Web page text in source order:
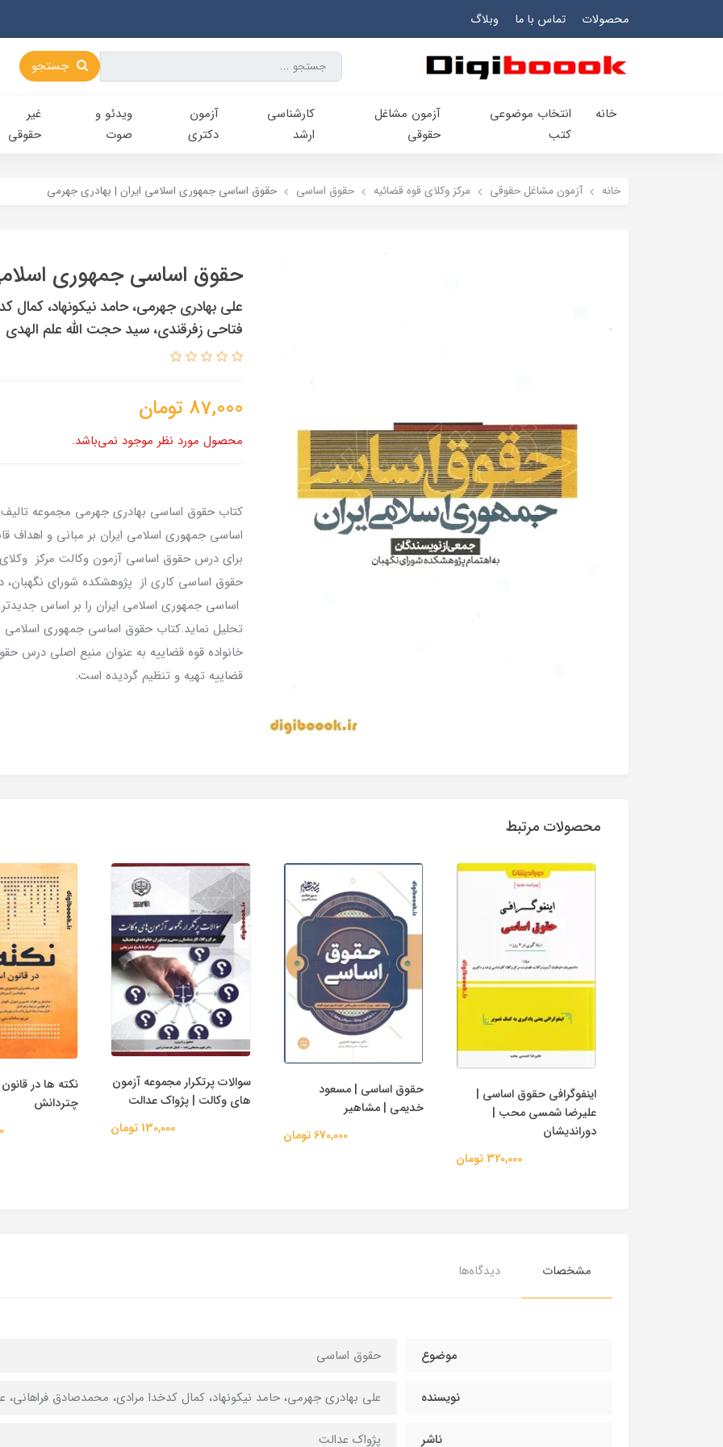
محصولات تماس با ما وبلاگ
جستجو
خانه
انتخاب​ موضوعي​
کتب
آزمون مشاغل
حقوقی
کارشناسی‌
ارشد
آزمون
دکتری
ویدئو و
صوت
غیر
حقوقی
خانه آزمون مشاغل حقوقی مرکز وکلای قوه قضائیه حقوق اساسی حقوق اساسی جمهوری اسلامی ایران | بهادری جهرمی
حقوق اساسی جمهوری
علی بهادری جهرمی، حامد نیکونهاد، کمال
فتاحی زفرقندی، سید حجت الله علم الهدی
87,000 تومان
محصول مورد نظر موجود نمی‌باشد.
کتاب حقوق اساسی بهادری جهرمی مجموعه
اساسی جمهوری اسلامی ایران بر مبانی و اهداف
برای درس حقوق اساسی آزمون وکالت مرکز
حقوق اساسی کاری از پژوهشکده شورای نگهبان،
اساسی جمهوری اسلامی ایران را بر اساس
تحلیل نماید.کتاب حقوق اساسی جمهوری اسلامی
خانواده قوه قضاییه به عنوان منبع اصلی درس
قضاییه تهیه و تنظیم گردیده است.
محصولات مرتبط
اینفوگرافی حقوق اساسی |
علیرضا شمسی محب |
دوراندیشان
320,000 تومان
حقوق اساسی | مسعود
خدیمی | مشاهیر
670,000 تومان
سوالات پرتکرار مجموعه آزمون
های وکالت | پژواک عدالت
130,000 تومان
نکته ها در
چتردانش
مشخصات دیدگاه‌ها
موضوع حقوق اساسي
نویسنده علی بهادری جهرمی، حامد نیکونهاد، کمال کدخدا مرادی، محمدصادق
ناشر پژواک عدالت